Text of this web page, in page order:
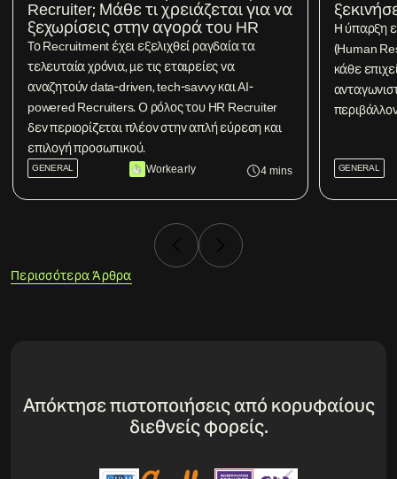
Recruiter; Μάθε τι χρειάζεται για να
ξεχωρίσεις στην αγορά του HR
Το Recruitment έχει εξελιχθεί ραγδαία τα
τελευταία χρόνια, με τις εταιρείες να
αναζητούν data-driven, tech-savvy και AI-
powered Recruiters. Ο ρόλος του HR Recruiter
δεν περιορίζεται πλέον στην απλή εύρεση και
επιλογή προσωπικού.
GENERAL Workearly 4mins
Η ύπαρξη
(Human
κάθε
GENERAL
Περισσότερα Άρθρα
Απόκτησε πιστοποιήσεις από κορυφαίους
διεθνείς φορείς.